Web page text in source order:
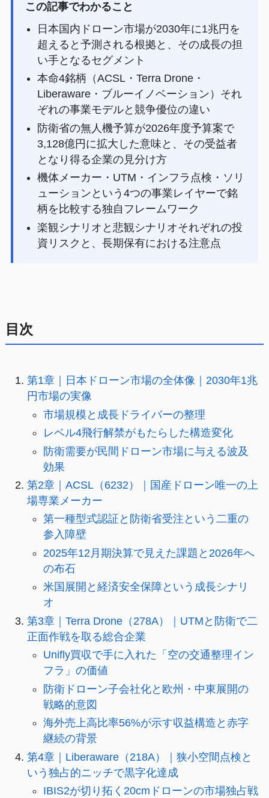
この記事でわかること
日本国内ドローン市場が2030年に1兆円を
超えると予測される根拠と、その成長の担
い手となるセグメント
本命4銘柄（ACSL・Terra Drone・
Liberaware・ブルーイノベーション）それ
ぞれの事業モデルと競争優位の違い
防衛省の無人機予算が2026年度予算案で
3,128億円に拡大した意味と、その受益者
となり得る企業の見分け方
機体メーカー・UTM・インフラ点検・ソリ
ューションという4つの事業レイヤーで銘
柄を比較する独自フレームワーク
楽観シナリオと悲観シナリオそれぞれの投
資リスクと、長期保有における注意点
目次
第1章｜日本ドローン市場の全体像｜2030年1兆
円市場の実像
市場規模と成長ドライバーの整理
レベル4飛行解禁がもたらした構造変化
防衛需要が民間ドローン市場に与える波及
効果
第2章｜ACSL（6232）｜国産ドローン唯一の上
場専業メーカー
第一種型式認証と防衛省受注という二重の
参入障壁
2025年12月期決算で見えた課題と2026年へ
の布石
米国展開と経済安全保障という成長シナリ
オ
第3章｜Terra Drone（278A）｜UTMと防衛で二
正面作戦を取る総合企業
Unifly買収で手に入れた「空の交通整理イン
フラ」の価値
防衛ドローン子会社化と欧州・中東展開の
戦略的意図
海外売上高比率56%が示す収益構造と赤字
継続の背景
第4章｜Liberaware（218A）｜狭小空間点検と
いう独占的ニッチで黒字化達成
IBIS2が切り拓く20cmドローンの市場独占戦